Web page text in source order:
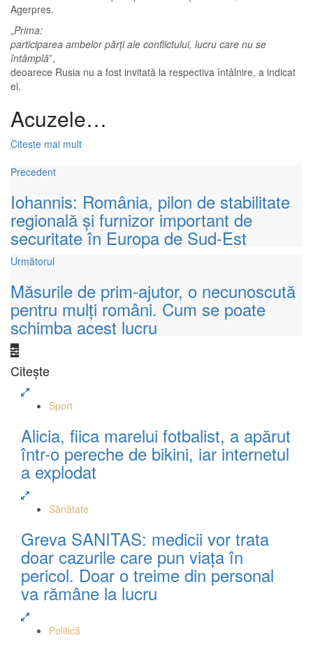
Agerpres.
„Prima:
participarea ambelor părţi ale conflictului, lucru care nu se
întâmplă”,
deoarece Rusia nu a fost invitată la respectiva întâlnire, a indicat
el.
Acuzele…
Citeste mai mult
Precedent
Iohannis: România, pilon de stabilitate
regională şi furnizor important de
securitate în Europa de Sud-Est
Următorul
Măsurile de prim-ajutor, o necunoscută
pentru mulţi români. Cum se poate
schimba acest lucru
Citește
Sport
Alicia, fiica marelui fotbalist, a apărut
într-o pereche de bikini, iar internetul
a explodat
Sănătate
Greva SANITAS: medicii vor trata
doar cazurile care pun viața în
pericol. Doar o treime din personal
va rămâne la lucru
Politică